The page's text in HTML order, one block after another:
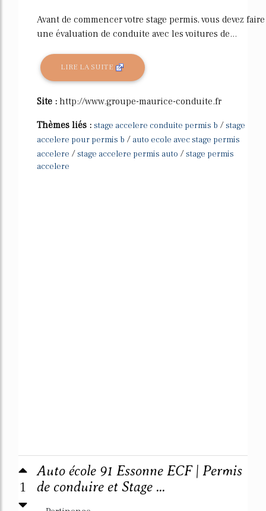
Avant de commencer votre stage permis, vous devez faire
une évaluation de conduite avec les voitures de...
LIRE LA SUITE
Site : http://www.groupe-maurice-conduite.fr
Thèmes liés : stage accelere conduite permis b /stage
accelere pour permis b / auto ecole avec stage permis
accelere /stage accelere permis auto /stage permis
accelere
1
Auto école 91 Essonne ECF | Permis
de conduire et Stage ...